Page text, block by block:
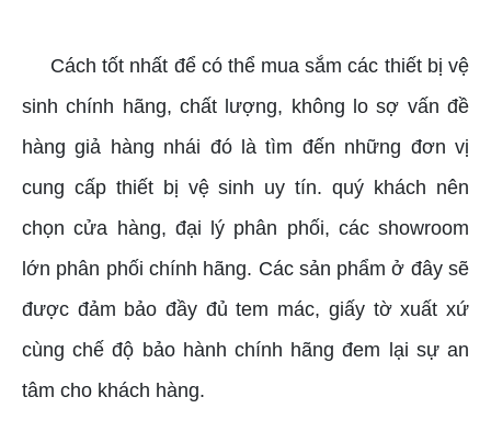
Cách tốt nhất để có thể mua sắm các thiết bị vệ
sinh chính hãng, chất lượng, không lo sợ vấn đề
hàng giả hàng nhái đó là tìm đến những đơn vị
cung cấp thiết bị vệ sinh uy tín. quý khách nên
chọn cửa hàng, đại lý phân phối, các showroom
lớn phân phối chính hãng. Các sản phẩm ở đây sẽ
được đảm bảo đầy đủ tem mác, giấy tờ xuất xứ
cùng chế độ bảo hành chính hãng đem lại sự an
tâm cho khách hàng.